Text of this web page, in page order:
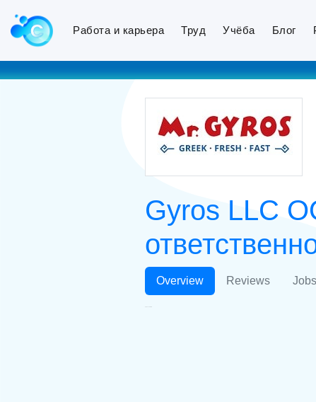
Работа и карьера Труд Учёба Блог
Gyros LLC
Overview Reviews Jobs